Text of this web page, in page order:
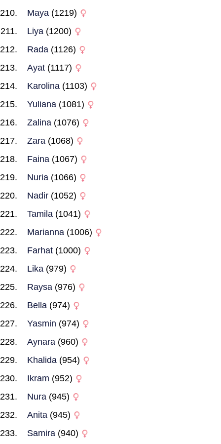
Maya (1219)
Liya (1200)
Rada (1126)
Ayat (1117)
Karolina (1103)
Yuliana (1081)
Zalina (1076)
Zara (1068)
Faina (1067)
Nuria (1066)
Nadir (1052)
Tamila (1041)
Marianna (1006)
Farhat (1000)
Lika (979)
Raysa (976)
Bella (974)
Yasmin (974)
Aynara (960)
Khalida (954)
Ikram (952)
Nura (945)
Anita (945)
Samira (940)